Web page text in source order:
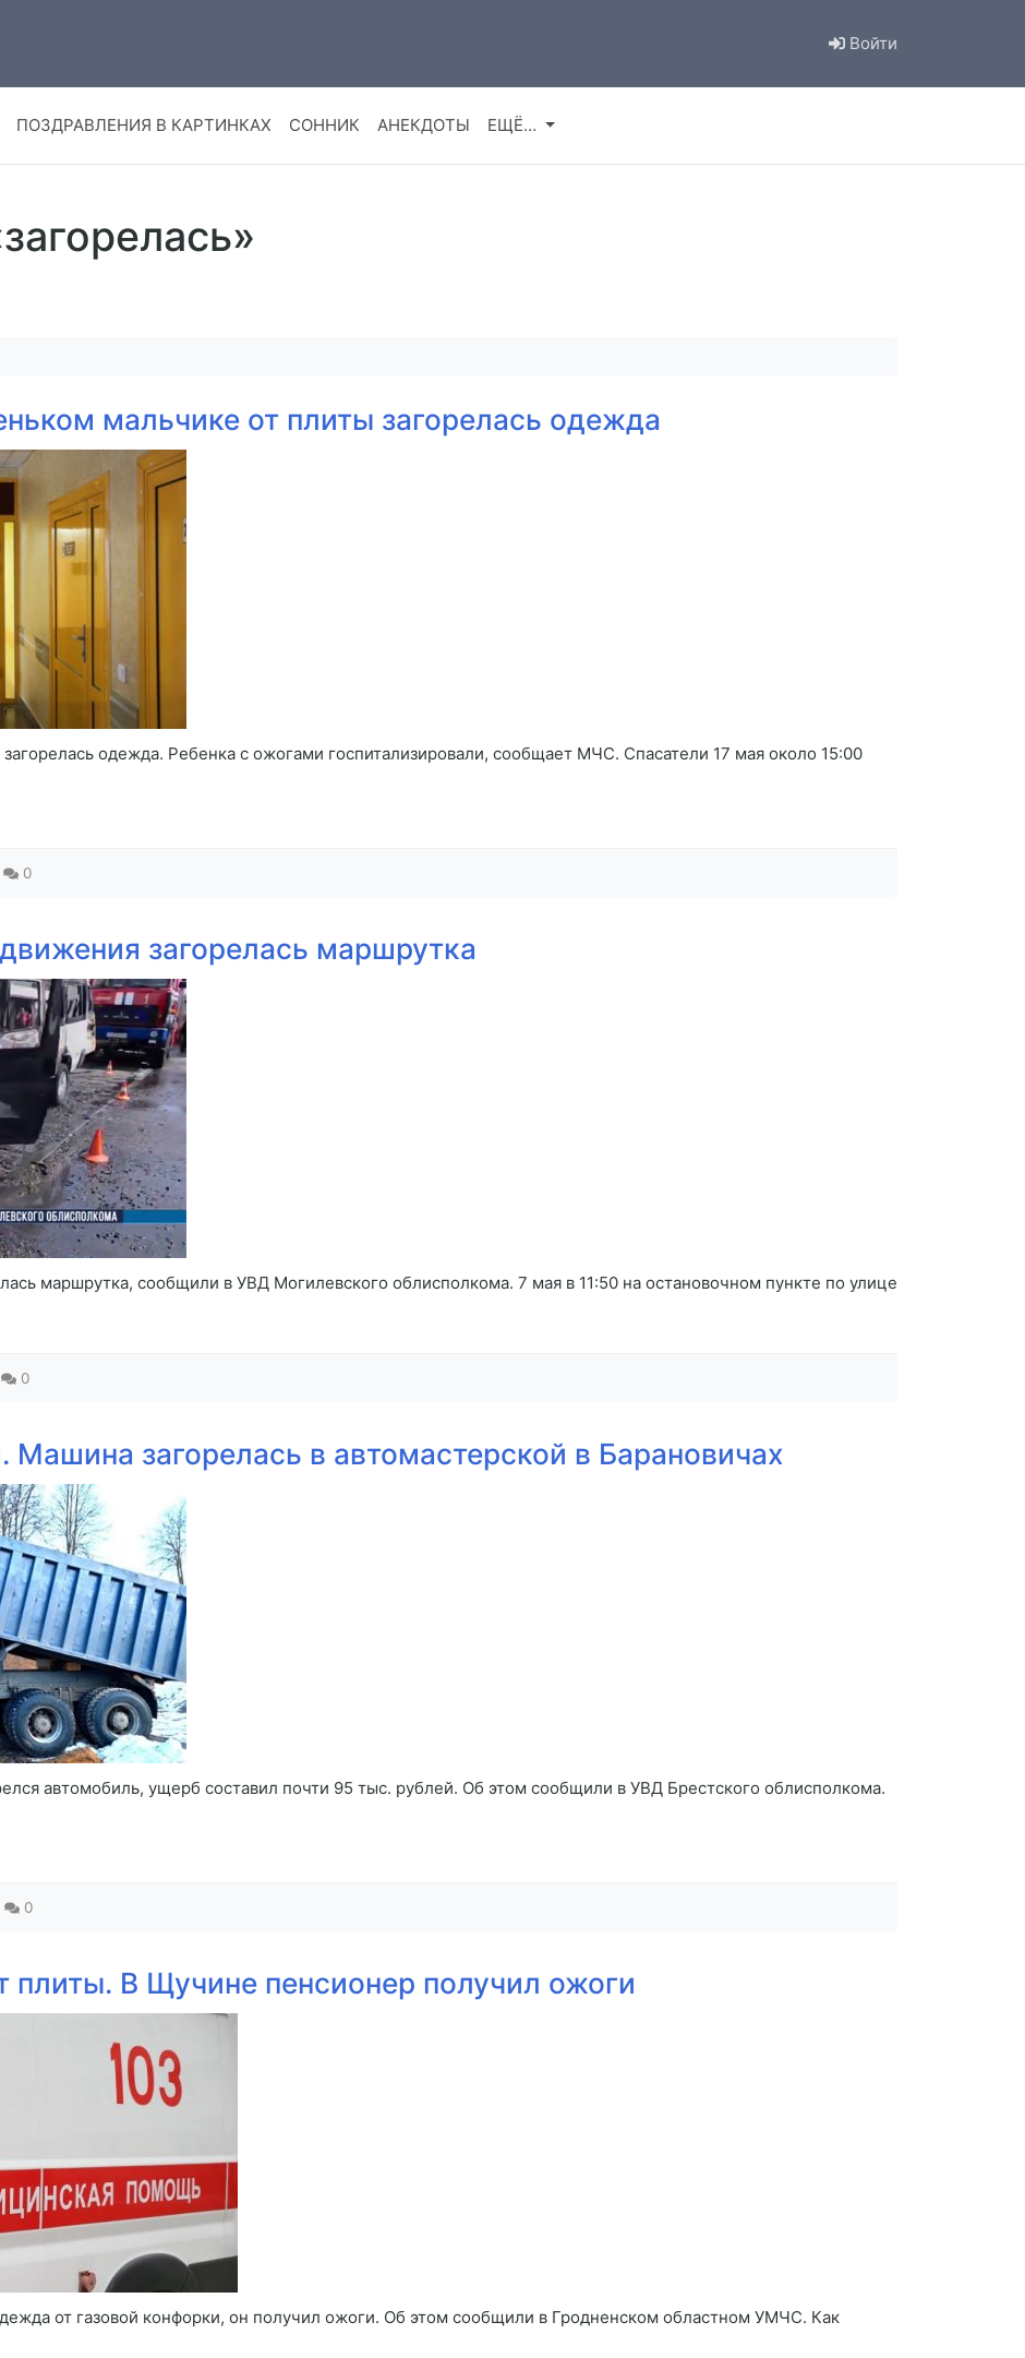
Войти
ПОЗДРАВЛЕНИЯ В КАРТИНКАХ СОННИК АНЕКДОТЫ ЕЩЁ…
мальчике от плиты загорелась одежда
одежда. Ребенка с ожогами госпитализировали, сообщает МЧС. Спасатели 17 мая около 15:00
0
загорелась маршрутка
маршрутка, сообщили в УВД Могилевского облисполкома. 7 мая в 11:50 на остановочном пункте по улице
0
загорелась в автомастерской в Барановичах
автомобиль, ущерб составил почти 95 тыс. рублей. Об этом сообщили в УВД Брестского облисполкома.
0
плиты. В Щучине пенсионер получил ожоги
от газовой конфорки, он получил ожоги. Об этом сообщили в Гродненском областном УМЧС. Как